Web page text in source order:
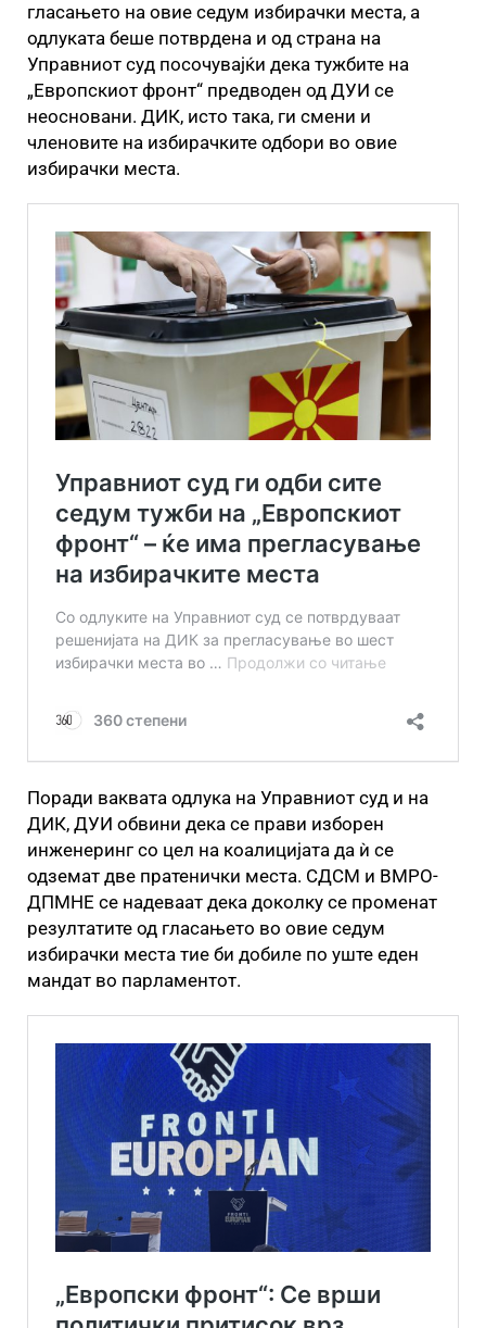
гласањето на овие седум избирачки места, а
одлуката беше потврдена и од страна на
Управниот суд посочувајќи дека тужбите на
„Европскиот фронт“ предводен од ДУИ се
неосновани. ДИК, исто така, ги смени и
членовите на избирачките одбори во овие
избирачки места.
Поради ваквата одлука на Управниот суд и на
ДИК, ДУИ обвини дека се прави изборен
инженеринг со цел на коалицијата да ѝ се
одземат две пратенички места. СДСМ и ВМРО-
ДПМНЕ се надеваат дека доколку се променат
резултатите од гласањето во овие седум
избирачки места тие би добиле по уште еден
мандат во парламентот.